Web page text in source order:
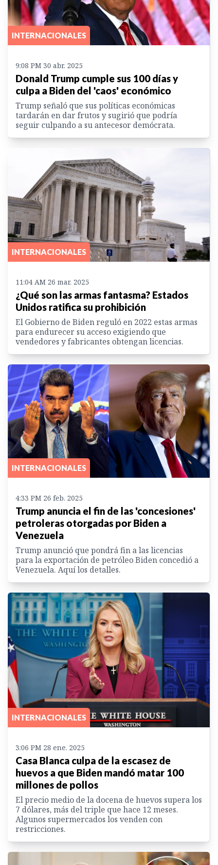
INTERNACIONALES
9:08 PM 30 abr. 2025
Donald Trump cumple sus 100 días y
culpa a Biden del 'caos' económico
Trump señaló que sus políticas económicas
tardarán en dar frutos y sugirió que podría
seguir culpando a su antecesor demócrata.
INTERNACIONALES
11:04 AM 26 mar. 2025
¿Qué son las armas fantasma? Estados
Unidos ratifica su prohibición
El Gobierno de Biden reguló en 2022 estas armas
para endurecer su acceso exigiendo que
vendedores y fabricantes obtengan licencias.
INTERNACIONALES
4:33 PM 26 feb. 2025
Trump anuncia el fin de las 'concesiones'
petroleras otorgadas por Biden a
Venezuela
Trump anunció que pondrá fin a las licencias
para la exportación de petróleo Biden concedió a
Venezuela. Aquí los detalles.
INTERNACIONALES
3:06 PM 28 ene. 2025
Casa Blanca culpa de la escasez de
huevos a que Biden mandó matar 100
millones de pollos
El precio medio de la docena de huevos supera los
7 dólares, más del triple que hace 12 meses.
Algunos supermercados los venden con
restricciones.